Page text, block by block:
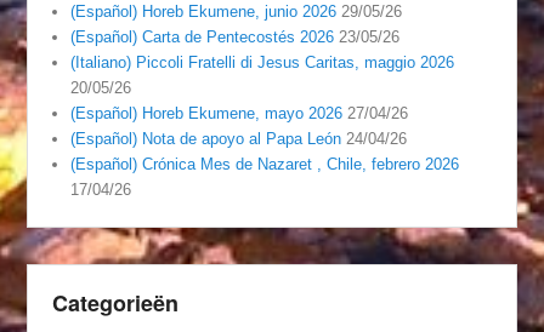
(Español) Horeb Ekumene, junio 2026 29/05/26
(Español) Carta de Pentecostés 2026 23/05/26
(Italiano) Piccoli Fratelli di Jesus Caritas, maggio 2026
20/05/26
(Español) Horeb Ekumene, mayo 2026 27/04/26
(Español) Nota de apoyo al Papa León 24/04/26
(Español) Crónica Mes de Nazaret , Chile, febrero 2026
17/04/26
Categorieën